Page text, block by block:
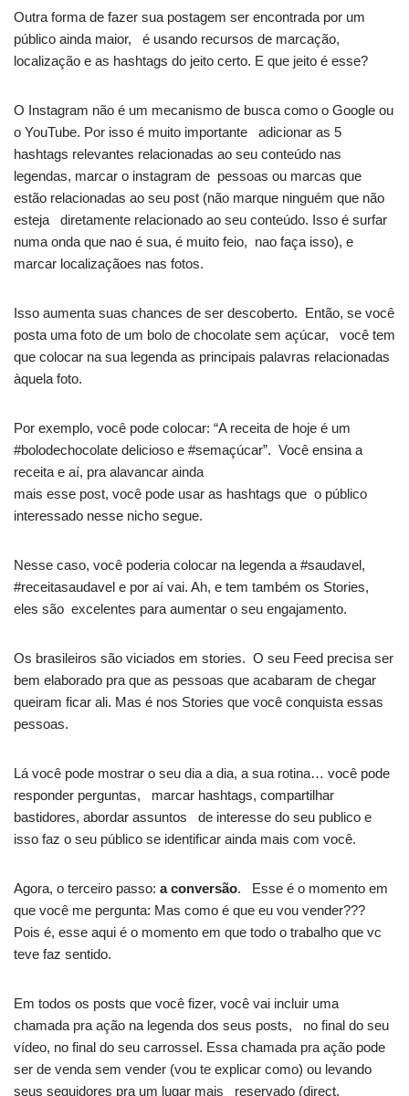
Outra forma de fazer sua postagem ser encontrada por um
público ainda maior, é usando recursos de marcação,
localização e as hashtags do jeito certo. E que jeito é esse?
O Instagram não é um mecanismo de busca como o Google ou
o YouTube. Por isso é muito importante adicionar as 5
hashtags relevantes relacionadas ao seu conteúdo nas
legendas, marcar o instagram de pessoas ou marcas que
estão relacionadas ao seu post (não marque ninguém que não
esteja diretamente relacionado ao seu conteúdo. Isso é surfar
numa onda que nao é sua, é muito feio, nao faça isso), e
marcar localizaçãoes nas fotos.
Isso aumenta suas chances de ser descoberto. Então, se você
posta uma foto de um bolo de chocolate sem açúcar, você tem
que colocar na sua legenda as principais palavras relacionadas
àquela foto.
Por exemplo, você pode colocar: “A receita de hoje é um
#bolodechocolate delicioso e #semaçúcar”. Você ensina a
receita e aí, pra alavancar ainda
mais esse post, você pode usar as hashtags que o público
interessado nesse nicho segue.
Nesse caso, você poderia colocar na legenda a #saudavel,
#receitasaudavel e por aí vai. Ah, e tem também os Stories,
eles são excelentes para aumentar o seu engajamento.
Os brasileiros são viciados em stories. O seu Feed precisa ser
bem elaborado pra que as pessoas que acabaram de chegar
queiram ficar ali. Mas é nos Stories que você conquista essas
pessoas.
Lá você pode mostrar o seu dia a dia, a sua rotina… você pode
responder perguntas, marcar hashtags, compartilhar
bastidores, abordar assuntos de interesse do seu publico e
isso faz o seu público se identificar ainda mais com você.
Agora, o terceiro passo: a conversão. Esse é o momento em
que você me pergunta: Mas como é que eu vou vender???
Pois é, esse aqui é o momento em que todo o trabalho que vc
teve faz sentido.
Em todos os posts que você fizer, você vai incluir uma
chamada pra ação na legenda dos seus posts, no final do seu
vídeo, no final do seu carrossel. Essa chamada pra ação pode
ser de venda sem vender (vou te explicar como) ou levando
seus seguidores pra um lugar mais reservado (direct,